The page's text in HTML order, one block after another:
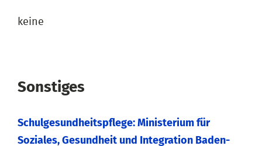
keine
Sonstiges
Schulgesundheitspflege: Ministerium für
Soziales, Gesundheit und Integration Baden-